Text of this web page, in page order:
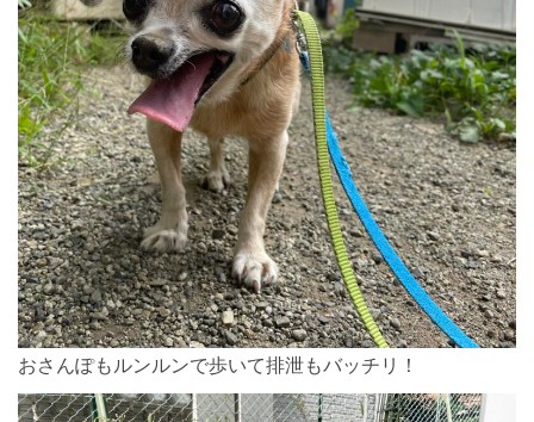
おさんぽもルンルンで歩いて排泄もバッチリ！